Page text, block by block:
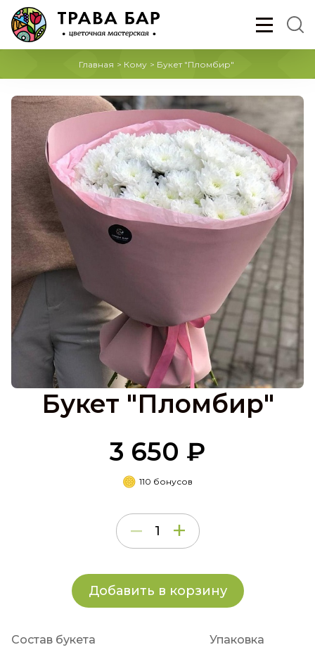
Главная > Кому > Букет "Пломбир"
Букет "Пломбир"
3 650 ₽
110 бонусов
Добавить в корзину
Состав букета Упаковка